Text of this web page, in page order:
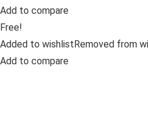
Add to compare
Free!
Added to wishlistRemoved from
Add to compare